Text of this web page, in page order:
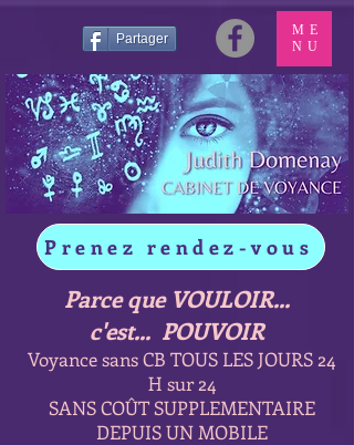
Partager
Prenez rendez-vous
Parce que VOULOIR...
c'est... POUVOIR
Voyance sans CB TOUS LES JOURS 24
H sur 24
SANS COÛT SUPPLEMENTAIRE
DEPUIS UN MOBILE
ME
NU